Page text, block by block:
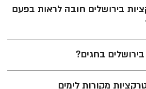
בירושלים חובה לראות בפעם
בחגים?
מקורות לימים